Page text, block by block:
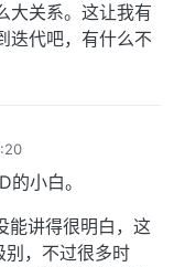
大关系。这让我有
迭代吧，有什么不
小白。
讲得很明白，这
别，不过很多时